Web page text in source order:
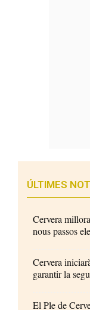
ÚLTIMES
Cervera
nous passos
Cervera
garantir la
El Ple de